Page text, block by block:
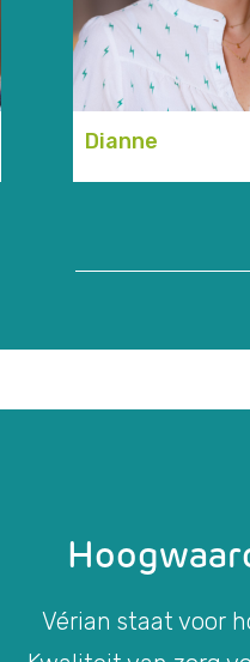
Dianne
Vérian staat voor